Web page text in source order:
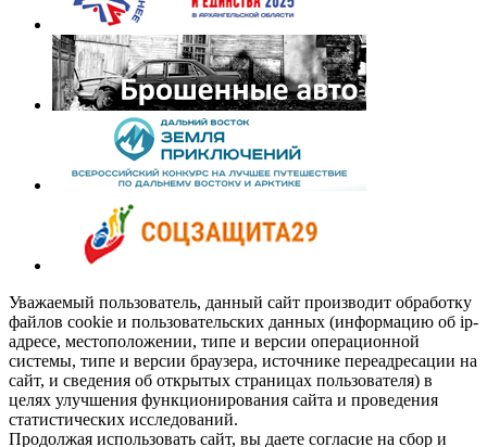
Уважаемый пользователь, данный сайт производит обработку
файлов cookie и пользовательских данных (информацию об ip-
адресе, местоположении, типе и версии операционной
системы, типе и версии браузера, источнике переадресации на
сайт, и сведения об открытых страницах пользователя) в
целях улучшения функционирования сайта и проведения
статистических исследований.
Продолжая использовать сайт, вы даете согласие на сбор и